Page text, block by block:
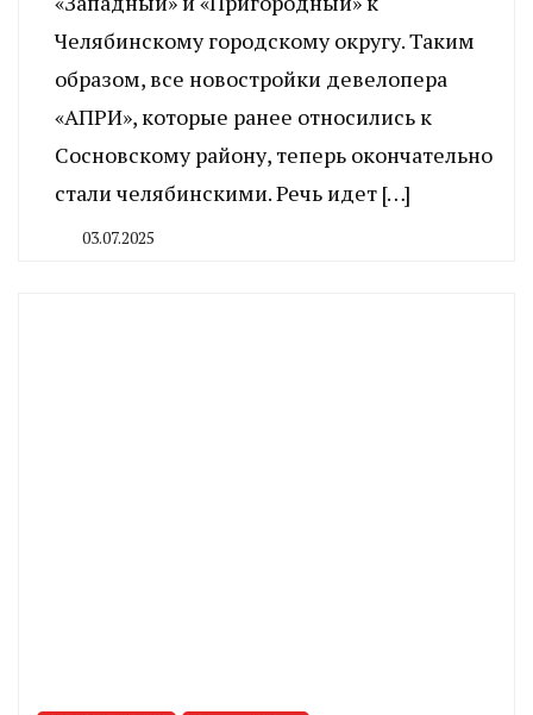
Челябинскому городскому округу. Таким
образом, все новостройки девелопера
«АПРИ», которые ранее относились к
Сосновскому району, теперь окончательно
стали челябинскими. Речь идет […]
03.07.2025